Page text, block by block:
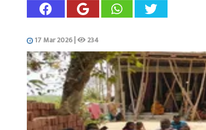
17 Mar 2026| 234